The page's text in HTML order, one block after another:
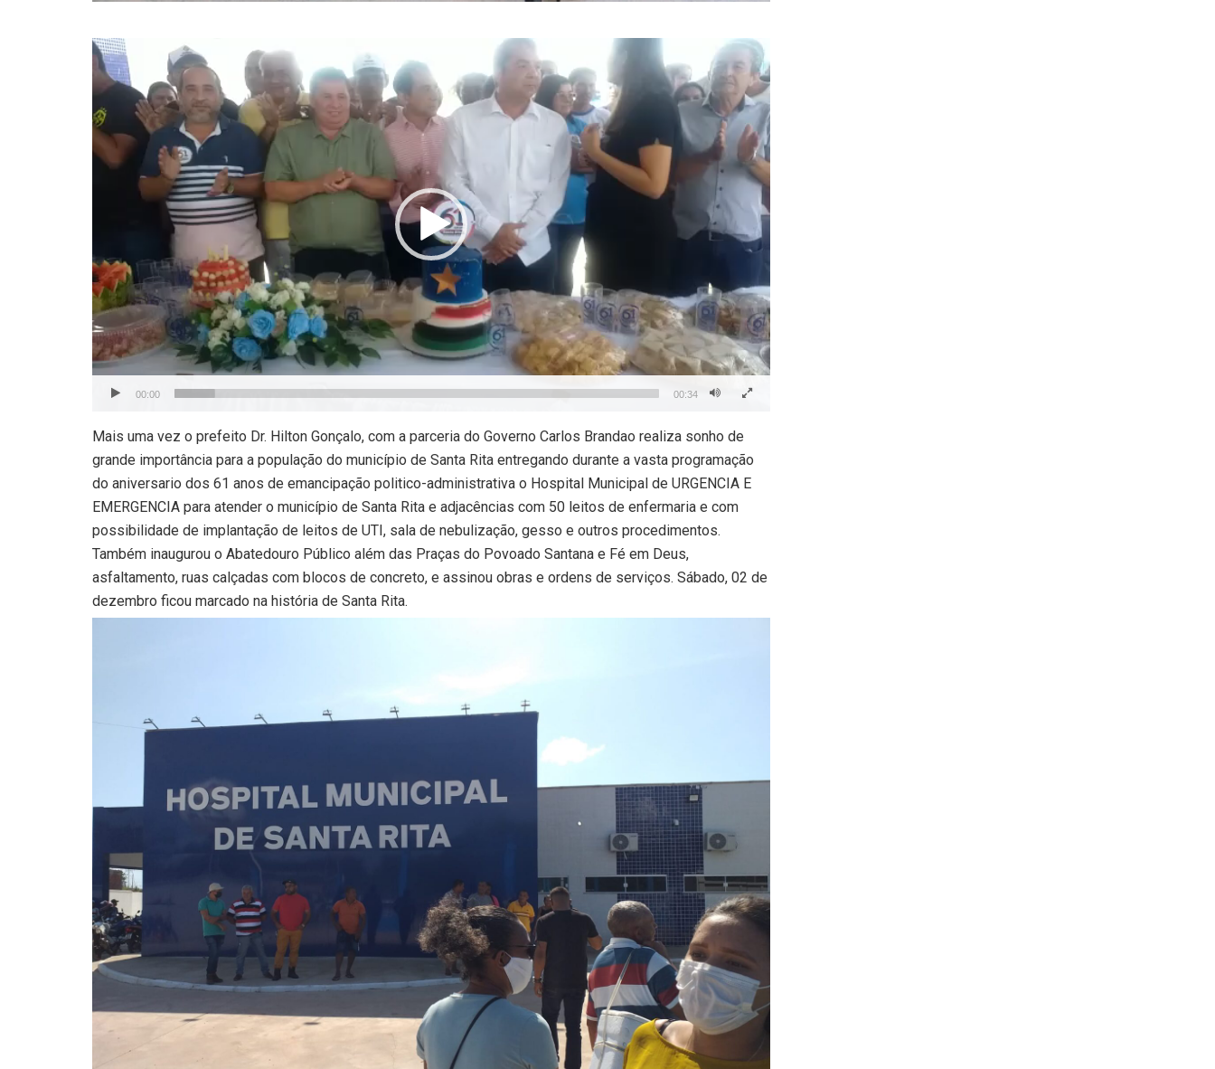
Tocador
de
vídeo
00:00 00:34
Mais uma vez o prefeito Dr. Hilton Gonçalo, com a parceria do Governo Carlos Brandao realiza sonho de
grande importância para a população do município de Santa Rita entregando durante a vasta programação
do aniversario dos 61 anos de emancipação politico-administrativa o Hospital Municipal de URGENCIA E
EMERGENCIA para atender o município de Santa Rita e adjacências com 50 leitos de enfermaria e com
possibilidade de implantação de leitos de UTI, sala de nebulização, gesso e outros procedimentos.
Também inaugurou o Abatedouro Público além das Praças do Povoado Santana e Fé em Deus,
asfaltamento, ruas calçadas com blocos de concreto, e assinou obras e ordens de serviços. Sábado, 02 de
dezembro ficou marcado na história de Santa Rita.